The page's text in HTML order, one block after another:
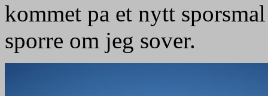
kommet pa et nytt
sporre om jeg sover.